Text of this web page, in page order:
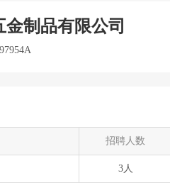
制品有限公司
招聘人数
3人